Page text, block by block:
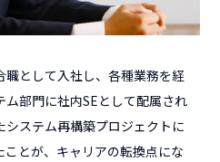
として入社し、各種業務を経
部門に社内SEとして配属され
システム再構築プロジェクトに
とが、キャリアの転換点にな